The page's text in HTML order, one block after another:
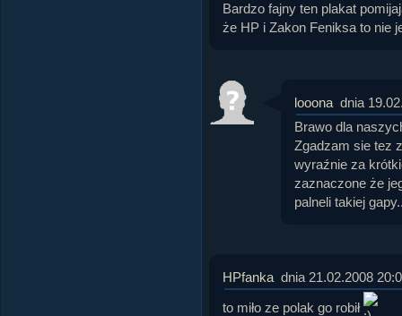
Bardzo fajny ten plakat
że HP i Zakon Feniksa to nie
looona dnia
Brawo dla
Zgadzam sie tez
wyraźnie za
zaznaczone że
palneli takiej
HPfanka dnia 21.02.2008
to miło ze polak go robił